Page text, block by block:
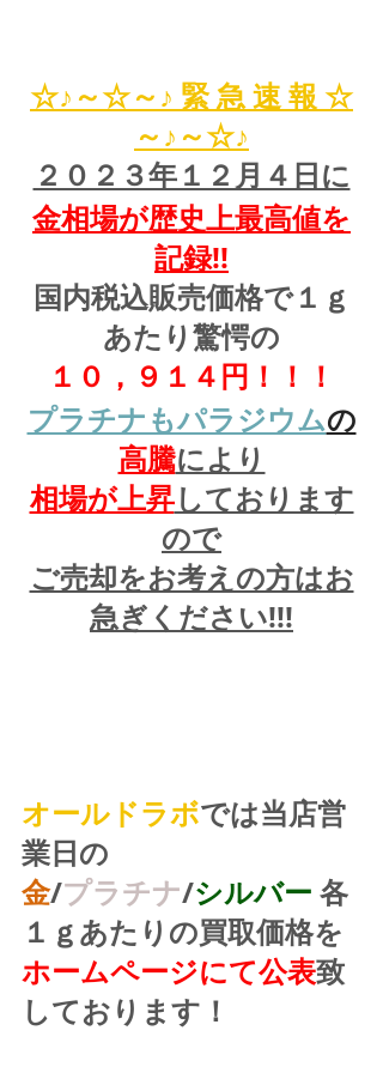
☆♪～☆～♪ 緊 急 速 報 ☆
～♪～☆♪
２０２３年１２月４日に
金相場が歴史上最高値を
記録!!
国内税込販売価格で１ｇ
あたり驚愕の
１０，９１４円！！！
プラチナもパラジウムの
高騰により
相場が上昇しております
ので
ご売却をお考えの方はお
急ぎください!!!
オールドラボでは当店営
業日の
金/プラチナ/シルバー 各
１ｇあたりの買取価格を
ホームページにて公表致
しております！